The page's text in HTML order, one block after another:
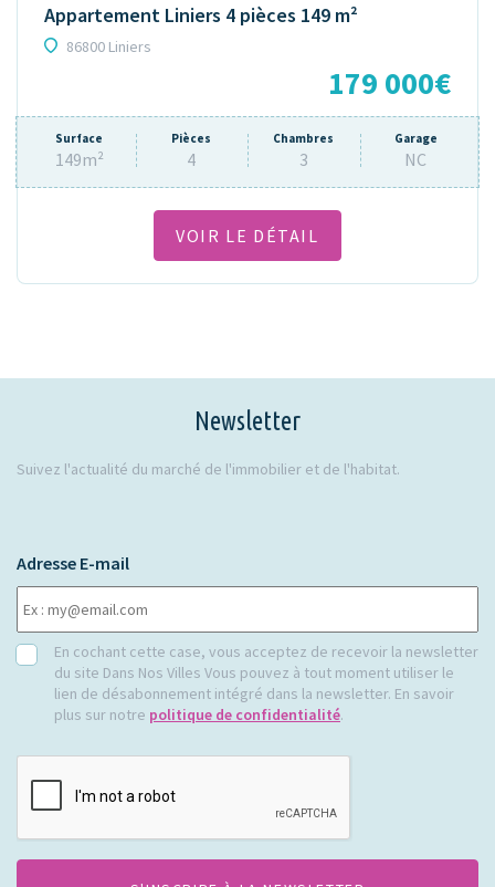
Appartement Liniers 4 pièces 149 m²
86800 Liniers
179 000€
Surface
149m²
Pièces
4
Chambres
3
Garage
NC
VOIR LE DÉTAIL
Newsletter
Suivez l'actualité du marché de l'immobilier et de l'habitat.
Adresse E-mail
RGPDEn cochant cette case, vous acceptez de recevoir la newsletter
du site Dans Nos Villes Vous pouvez à tout moment utiliser le
lien de désabonnement intégré dans la newsletter. En savoir
plus sur notre politique de confidentialité.
CAPTCHA